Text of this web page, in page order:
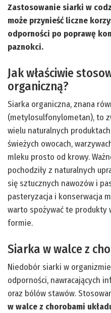
Zastosowanie siarki w
może przynieść liczne
odporności po poprawę
paznokci.
Jak właściwie
organiczną?
Siarka organiczna, znana
(metylosulfonylometan), to
wielu naturalnych
świeżych owocach,
mleku prosto od krowy.
pochodziły z naturalnych
się sztucznych nawozów i
pasteryzacja i konserwacja
warto spożywać te
formie.
Siarka w walce z
Niedobór siarki w
odporności, nawracających
oraz bólów stawów.
w walce z chorobami